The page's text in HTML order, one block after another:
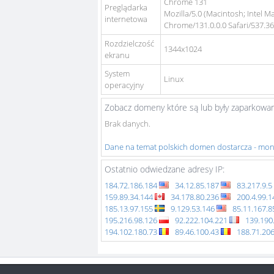
Preglądarka
internetowa
Mozilla/5.0 (Macintosh; Intel
Chrome/131.0.0.0 Safari/
Rozdzielczość
ekranu
1344x1024
System
operacyjny
Linux
Zobacz domeny które są lub były
Brak danych.
Dane na temat polskich domen dostarcza -
Ostatnio odwiedzane adresy IP:
184.72.186.184 34.12.85.187
83.217.9.5
159.89.34.144
34.178.80.236
185.13.97.155
9.129.53.146
195.216.98.126
92.222.104.221
194.102.180.73
89.46.100.43